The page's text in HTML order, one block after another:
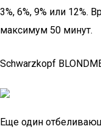
3%, 6%, 9% или 12%.
максимум 50 минут.
Schwarzkopf
Еще один